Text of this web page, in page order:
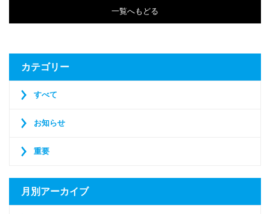
一覧へもどる
カテゴリー
すべて
お知らせ
重要
月別アーカイブ